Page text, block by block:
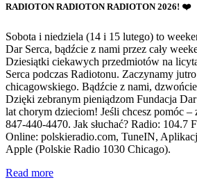
RADIOTON RADIOTON RADIOTON 2026! ❤️
Sobota i niedziela (14 i 15 lutego) to
Dar Serca, bądźcie z nami przez cały
Dziesiątki ciekawych przedmiotów na
Serca podczas Radiotonu. Zaczynamy
chicagowskiego. Bądźcie z nami,
Dzięki zebranym pieniądzom Fundacja
lat chorym dzieciom! Jeśli chcesz pomóc –
847-440-4470. Jak słuchać? Radio:
Online: polskieradio.com, TuneIN,
Apple (Polskie Radio 1030 Chicago).
Read more